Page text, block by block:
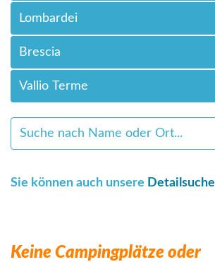
Lombardei
Brescia
Vallio Terme
Sie können auch unsere Detailsuche
Keine Campingplätze oder